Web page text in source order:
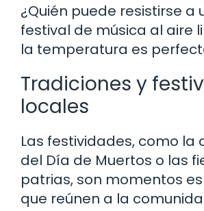
¿Quién puede resistirse a
festival de música al aire
la temperatura es
Tradiciones y
locales
Las festividades, como la
del Día de Muertos o las
patrias, son momentos
que reúnen a la